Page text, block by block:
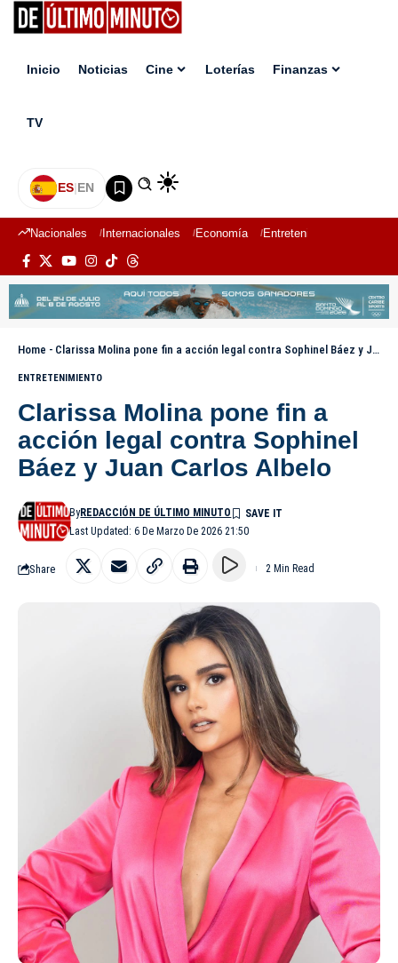
Inicio Noticias Cine Loterías Finanzas
TV
ES|EN
Nacionales Internacionales Economía Entretenimiento
Home - Clarissa Molina pone fin a acción legal contra Sophinel Báez y Juan Carlos Albelo
ENTRETENIMIENTO
Clarissa Molina pone fin a
acción legal contra Sophinel
Báez y Juan Carlos Albelo
Last Updated: 6 De Marzo De 2026 21:50
ByREDACCIÓN DE ÚLTIMO MINUTO
Share 2 Min Read